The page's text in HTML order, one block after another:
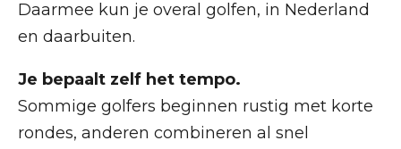
Daarmee kun je overal golfen, in Nederland
en daarbuiten.
Je bepaalt zelf het tempo.
Sommige golfers beginnen rustig met korte
rondes, anderen combineren al snel